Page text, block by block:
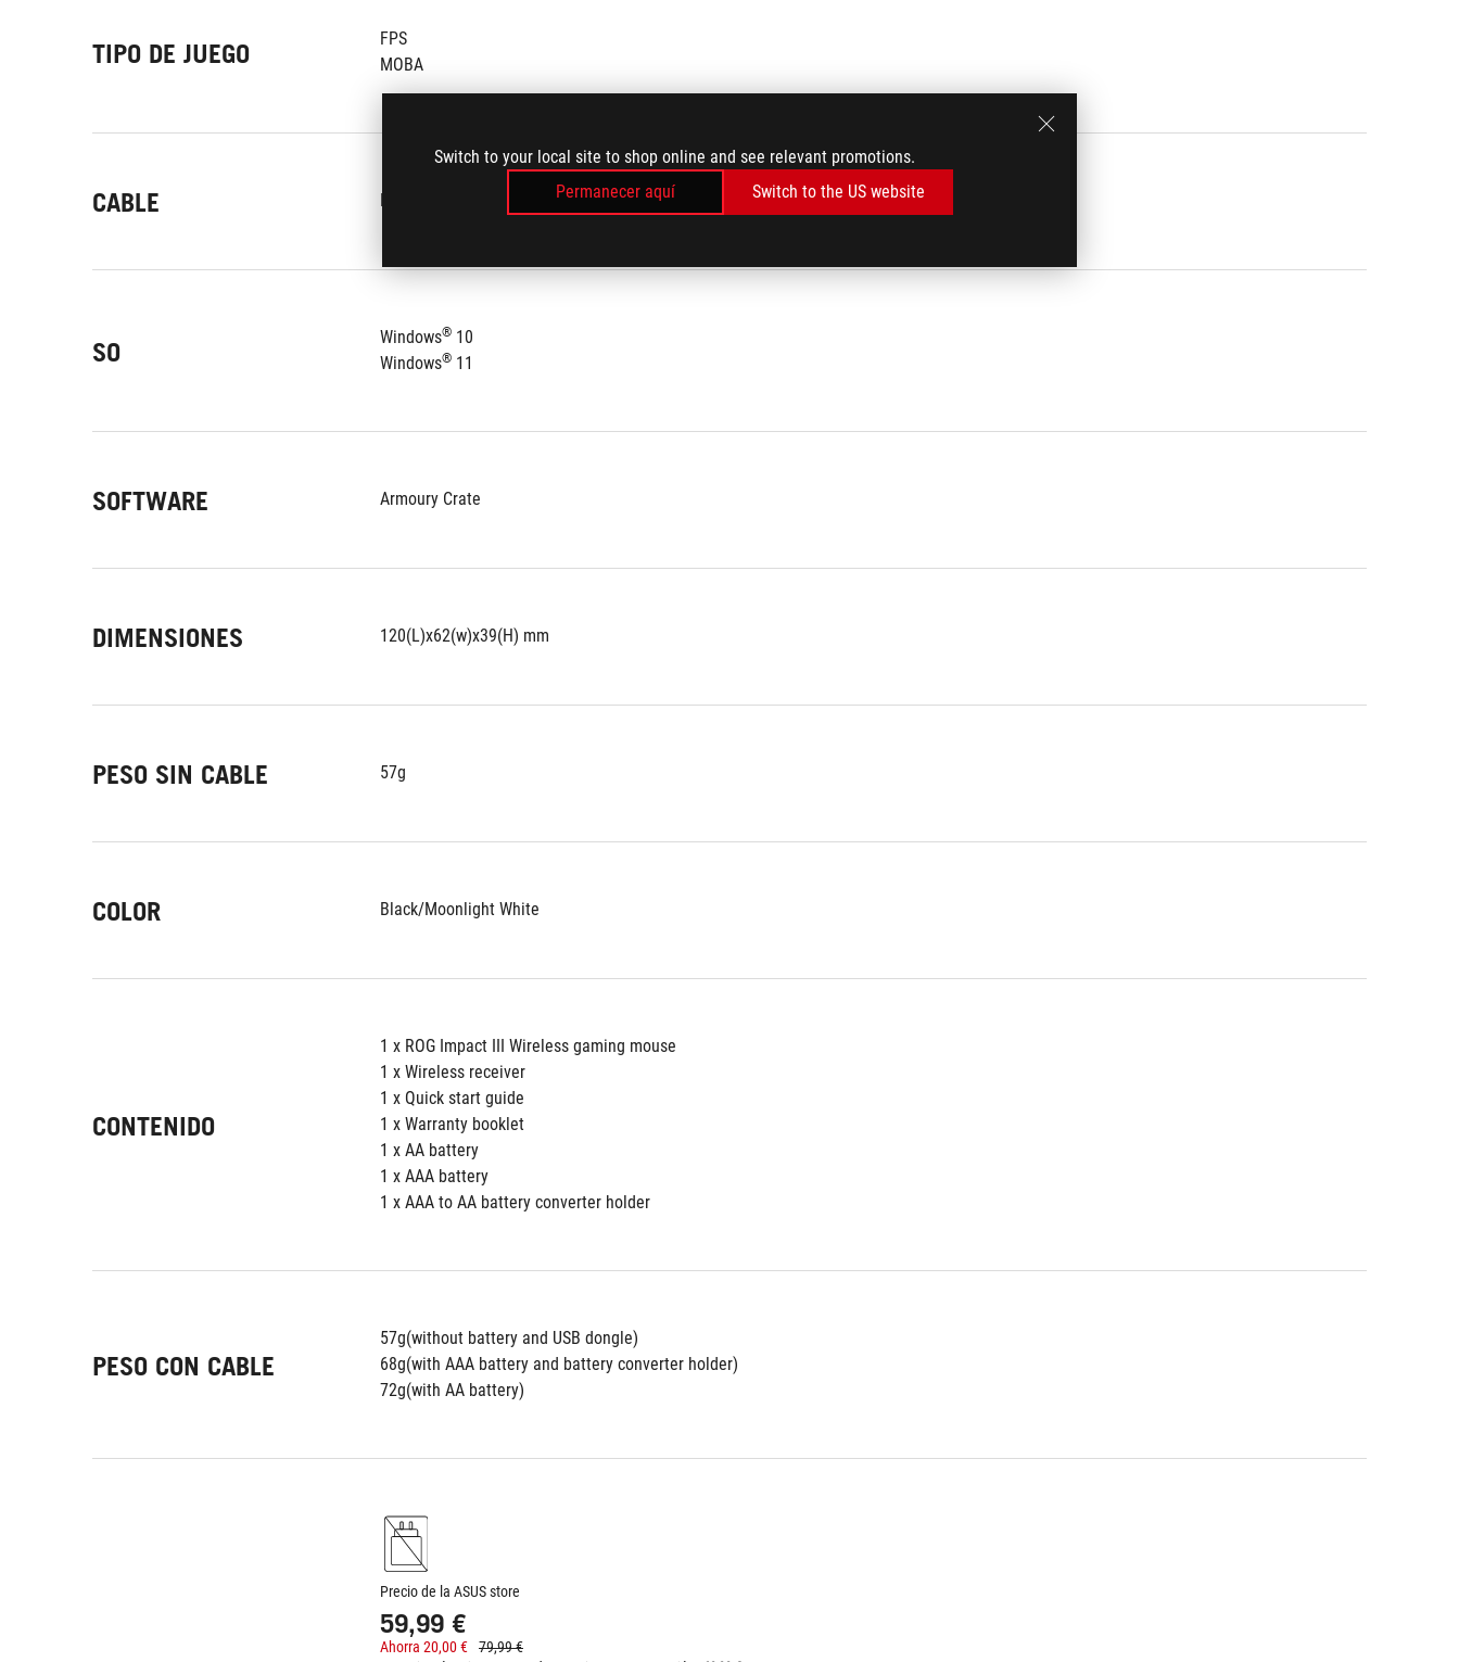
Switch to your local site to shop online and see relevant promotions.
Permanecer aquí
Switch to the US website
TIPO DE JUEGO
FPS
MOBA
CABLE NA
SO Windows® 10
Windows® 11
SOFTWARE Armoury Crate
DIMENSIONES 120(L)x62(w)x39(H) mm
PESO SIN CABLE 57g
COLOR Black/Moonlight White
CONTENIDO
1 x ROG Impact III Wireless gaming mouse
1 x Wireless receiver
1 x Quick start guide
1 x Warranty booklet
1 x AA battery
1 x AAA battery
1 x AAA to AA battery converter holder
PESO CON CABLE
57g(without battery and USB dongle)
68g(with AAA battery and battery converter holder)
72g(with AA battery)
Precio de la ASUS store
59,99 €
Ahorra 20,00 € 79,99 €